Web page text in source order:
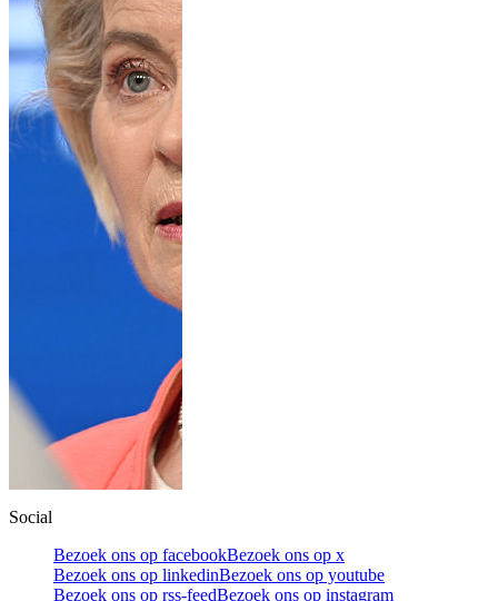
Social
Bezoek ons op facebookBezoek ons op x
Bezoek ons op linkedinBezoek ons op youtube
Bezoek ons op rss-feedBezoek ons op instagram